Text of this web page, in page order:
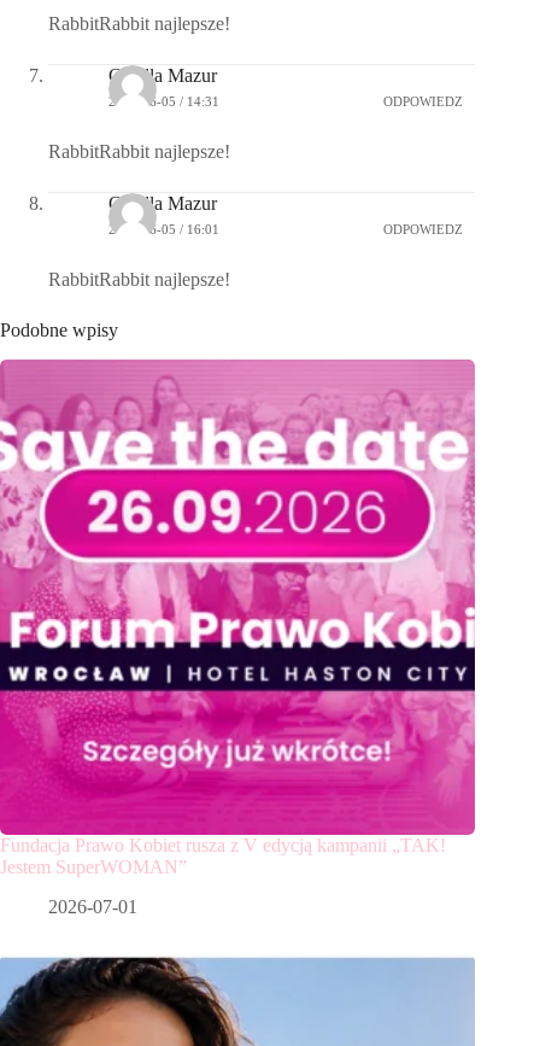
RabbitRabbit najlepsze!
Gizella Mazur
2015-06-05 / 14:31 ODPOWIEDZ
RabbitRabbit najlepsze!
Gizella Mazur
2015-06-05 / 16:01 ODPOWIEDZ
RabbitRabbit najlepsze!
Podobne wpisy
Fundacja Prawo Kobiet rusza z V edycją kampanii „TAK!
Jestem SuperWOMAN”
2026-07-01